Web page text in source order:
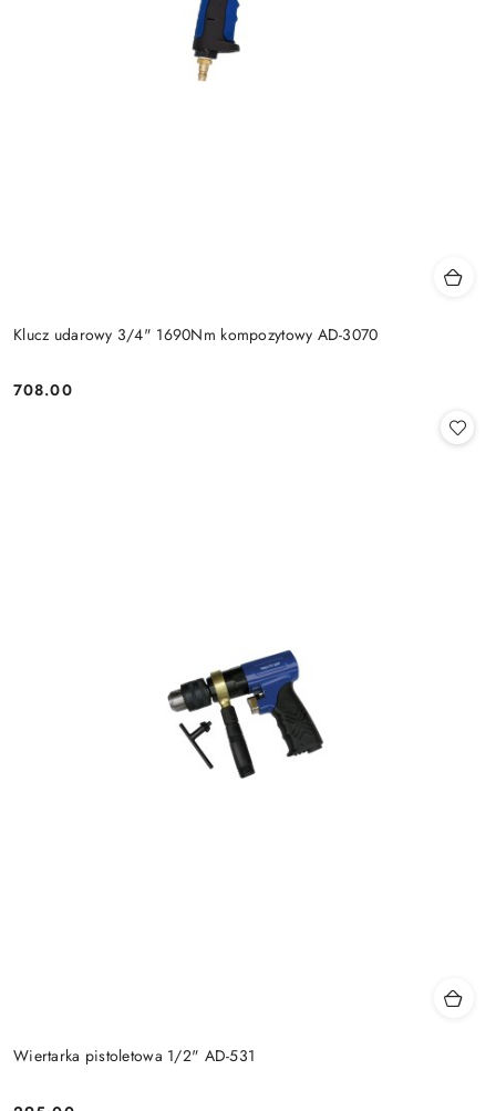
Klucz udarowy 3/4" 1690Nm kompozytowy AD-3070
Cena:
708.00
Wiertarka pistoletowa 1/2" AD-531